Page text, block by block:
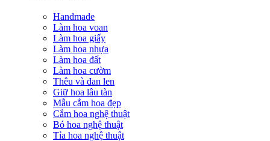
Handmade
Làm hoa voan
Làm hoa giấy
Làm hoa nhựa
Làm hoa đất
Làm hoa cườm
Thêu và đan len
Giữ hoa lâu tàn
Mẫu cắm hoa đẹp
Cắm hoa nghệ thuật
Bó hoa nghệ thuật
Tỉa hoa nghệ thuật